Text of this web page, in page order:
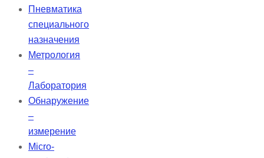
Пневматика
специального
назначения
Метрология
–
Лаборатория
Обнаружение
–
измерение
Micro-